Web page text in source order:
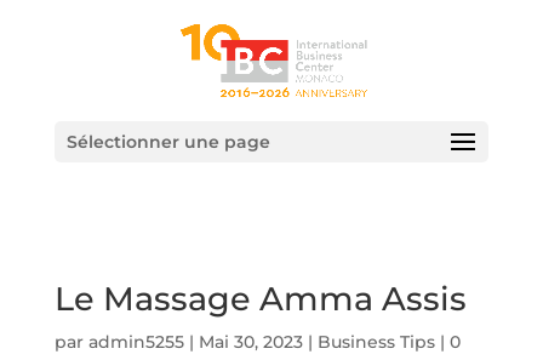
Sélectionner une page
Le Massage Amma Assis
par admin5255| Mai 30, 2023| Business Tips| 0